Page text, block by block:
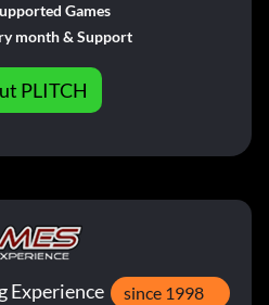
Games
month & Support
PLITCH
Experience since 1998